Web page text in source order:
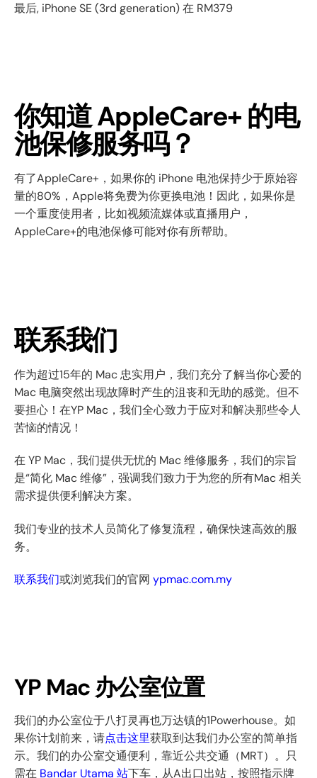
最后, iPhone SE (3rd generation) 在 RM379
你知道 AppleCare+ 的电
池保修服务吗？
有了AppleCare+，如果你的 iPhone 电池保持少于原始容
量的80%，Apple将免费为你更换电池！因此，如果你是
一个重度使用者，比如视频流媒体或直播用户，
AppleCare+的电池保修可能对你有所帮助。
联系我们
作为超过15年的 Mac 忠实用户，我们充分了解当你心爱的
Mac 电脑突然出现故障时产生的沮丧和无助的感觉。但不
要担心！在YP Mac，我们全心致力于应对和解决那些令人
苦恼的情况！
在 YP Mac，我们提供无忧的 Mac 维修服务，我们的宗旨
是“简化 Mac 维修”，强调我们致力于为您的所有Mac 相关
需求提供便利解决方案。
我们专业的技术人员简化了修复流程，确保快速高效的服
务。
联系我们或浏览我们的官网 ypmac.com.my
YP Mac 办公室位置
我们的办公室位于八打灵再也万达镇的1Powerhouse。如
果你计划前来，请点击这里获取到达我们办公室的简单指
示。我们的办公室交通便利，靠近公共交通（MRT）。只
需在 Bandar Utama 站下车，从A出口出站，按照指示牌